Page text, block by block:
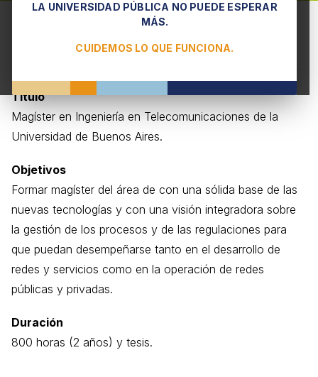
LA UNIVERSIDAD PÚBLICA NO PUEDE ESPERAR
MÁS.
CUIDEMOS LO QUE FUNCIONA.
Maestría en Ingeniería en
Telecomunicaciones
Título
Magíster en Ingeniería en Telecomunicaciones de la
Universidad de Buenos Aires.
Objetivos
Formar magíster del área de con una sólida base de las
nuevas tecnologías y con una visión integradora sobre
la gestión de los procesos y de las regulaciones para
que puedan desempeñarse tanto en el desarrollo de
redes y servicios como en la operación de redes
públicas y privadas.
Duración
800 horas (2 años) y tesis.